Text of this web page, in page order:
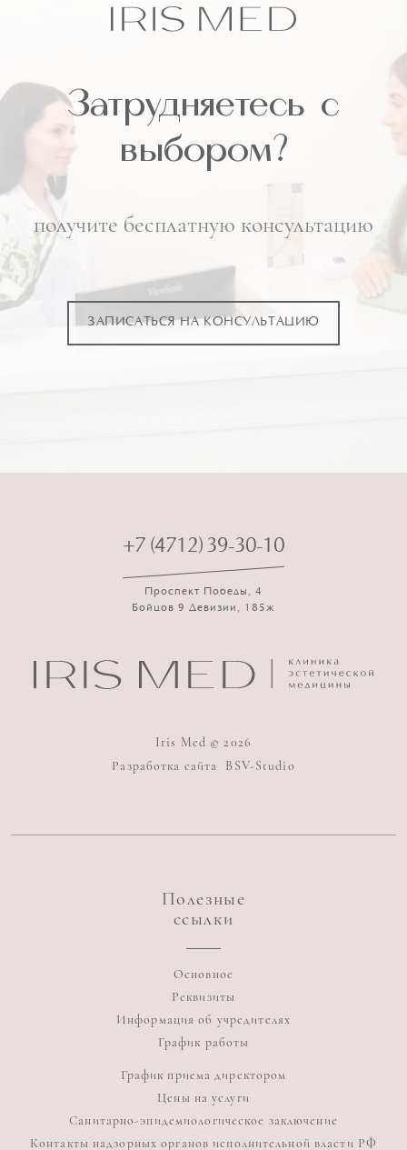
Затрудняетесь с
выбором?
получите бесплатную консультацию
ЗАПИСАТЬСЯ НА КОНСУЛЬТАЦИЮ
+7 (4712) 39-30-10
Проспект Победы, 4
Бойцов 9 Девизии, 185ж
Iris Med © 2026
Разработка сайта
BSV-Studio
Полезные
ссылки
Основное
Реквизиты
Информация об учредителях
График работы
График приема директором
Цены на услуги
Санитарно-эпидемиологическое заключение
Контакты надзорных органов исполнительной власти РФ